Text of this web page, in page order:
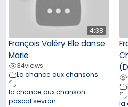
4:38
François Valéry Elle danse
Marie
34views
La chance aux chansons
la chance aux chanson -
pascal sevran
la